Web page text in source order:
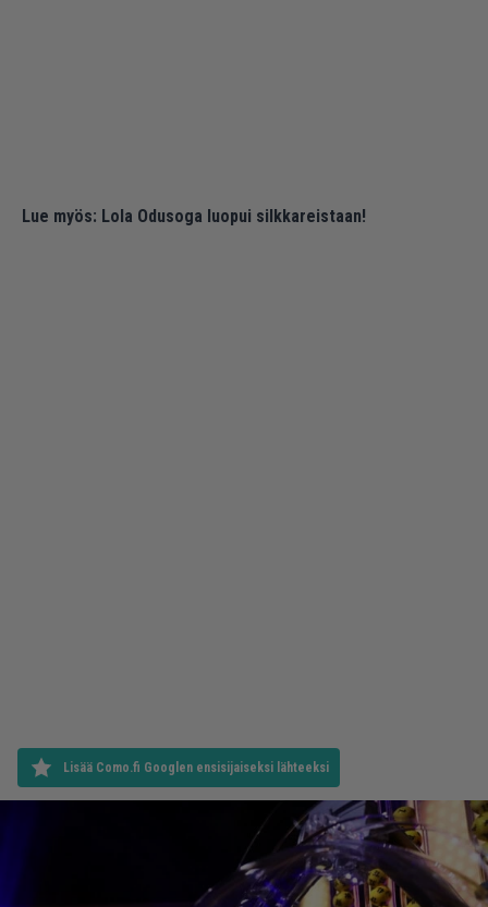
Lue myös: Lola Odusoga luopui silkkareistaan!
Lisää Como.fi Googlen ensisijaiseksi lähteeksi